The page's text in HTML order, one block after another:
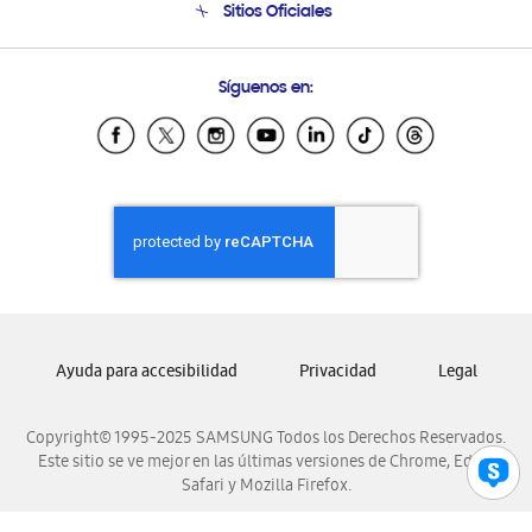
Soporte vía eMail
Sitios Oficiales
Samsung Ecuador
Samsung El Salvador
Samsung Honduras
Samsung Nicaragua
Samsung Panamá
Samsung Venezuela
Síguenos en:
Copyright© 1995-2025 SAMSUNG Todos los Derechos Reservados.
Este sitio se ve mejor en las últimas versiones de Chrome, Edge,
Safari y Mozilla Firefox.
Ayuda para accesibilidad Privacidad Legal